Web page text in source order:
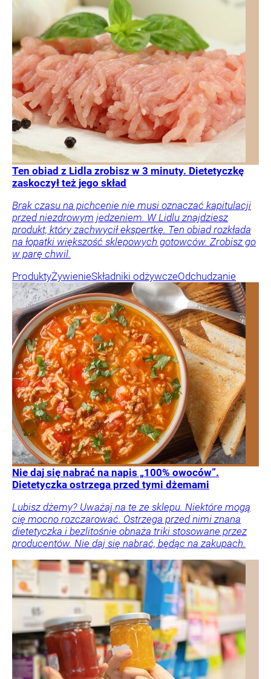
Ten obiad z Lidla zrobisz w 3 minuty. Dietetyczkę
zaskoczył też jego skład
Brak czasu na pichcenie nie musi oznaczać kapitulacji
przed niezdrowym jedzeniem. W Lidlu znajdziesz
produkt, który zachwycił ekspertkę. Ten obiad rozkłada
na łopatki większość sklepowych gotowców. Zrobisz go
w parę chwil.
ProduktyŻywienieSkładniki odżywczeOdchudzanie
Nie daj się nabrać na napis „100% owoców”.
Dietetyczka ostrzega przed tymi dżemami
Lubisz dżemy? Uważaj na te ze sklepu. Niektóre mogą
cię mocno rozczarować. Ostrzega przed nimi znana
dietetyczka i bezlitośnie obnaża triki stosowane przez
producentów. Nie daj się nabrać, będąc na zakupach.